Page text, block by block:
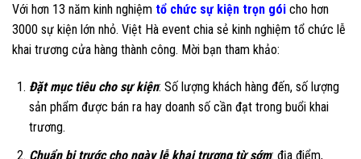
Với hơn 13 năm kinh nghiệm tổ chức sự kiện trọn gói cho hơn
3000 sự kiện lớn nhỏ. Việt Hà event chia sẻ kinh nghiệm tổ chức lễ
khai trương cửa hàng thành công. Mời bạn tham khảo:
Đặt mục tiêu cho sự kiện: Số lượng khách hàng đến, số lượng
sản phẩm được bán ra hay doanh số cần đạt trong buổi khai
trương.
Chuẩn bị trước cho ngày lễ khai trương từ sớm: địa điểm,